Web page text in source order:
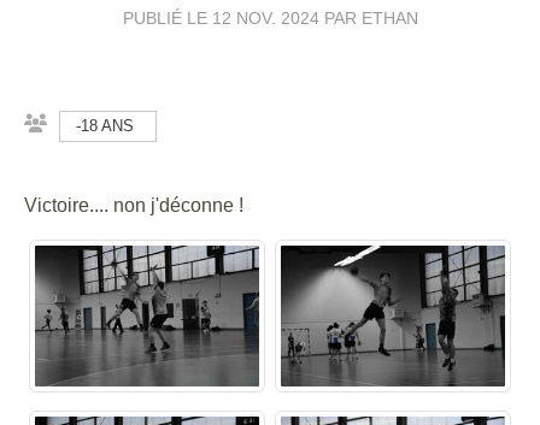
PUBLIÉ LE 12 NOV. 2024PAR ETHAN
-18 ANS
Victoire.... non j'déconne !